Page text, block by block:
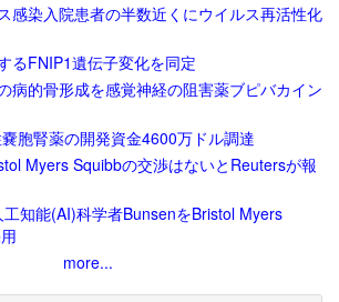
感染入院患者の半数近くにウイルス再活性化
るFNIP1遺伝子変化を同定
病的骨形成を感覚神経の阻害薬ブピバカイン
胞腎薬の開発資金4600万ドル調達
Myers Squibbの交渉はないとReutersが報
知能(AI)科学者BunsenをBristol Myers
more...